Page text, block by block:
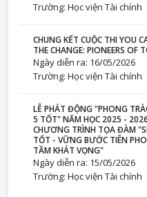
Trường: Học viện Tài chính
CHUNG KẾT CUỘC THI YOU
THE CHANGE: PIONEERS OF
Ngày diễn ra: 16/05/2026
Trường: Học viện Tài chính
LỄ PHÁT ĐỘNG "PHONG
5 TỐT" NĂM HỌC 2025 -
CHƯƠNG TRÌNH TỌA ĐÀM
TỐT - VỮNG BƯỚC TIÊN
TẦM KHÁT VỌNG"
Ngày diễn ra: 15/05/2026
Trường: Học viện Tài chính